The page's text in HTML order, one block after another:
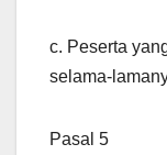
c. Peserta
selama-
Pasal 5